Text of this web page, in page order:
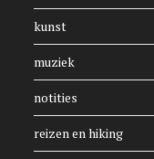
kunst
muziek
notities
reizen en hiking